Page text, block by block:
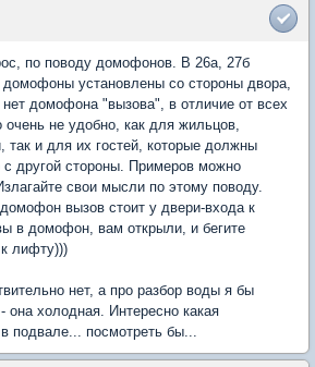
по поводу домофонов. В 26а, 27б
домофоны установлены со стороны двора,
домофона "вызова", в отличие от всех
очень не удобно, как для жильцов,
так и для их гостей, которые должны
с другой стороны. Примеров можно
свои мысли по этому поводу.
вызов стоит у двери-входа к
в домофон, вам открыли, и бегите
лифту)))
нет, а про разбор воды я бы
она холодная. Интересно какая
подвале... посмотреть бы...